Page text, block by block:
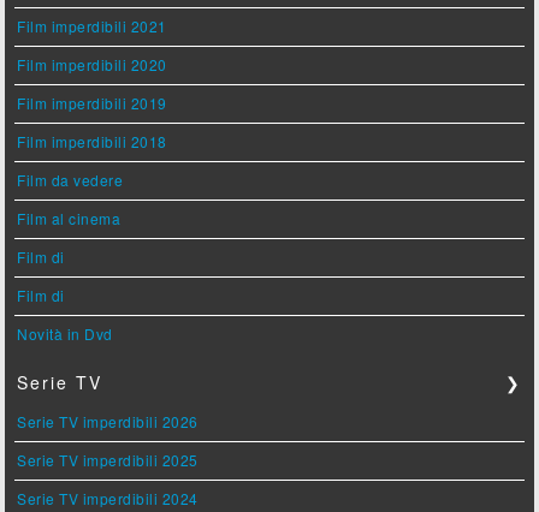
Film imperdibili 2021
Film imperdibili 2020
Film imperdibili 2019
Film imperdibili 2018
Film da vedere
Film al cinema
Film di
Film di
Novità in Dvd
Serie TV ❯
Serie TV imperdibili 2026
Serie TV imperdibili 2025
Serie TV imperdibili 2024